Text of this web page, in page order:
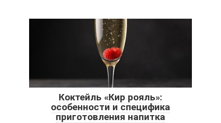
Коктейль «Кир рояль»:
особенности и специфика
приготовления напитка